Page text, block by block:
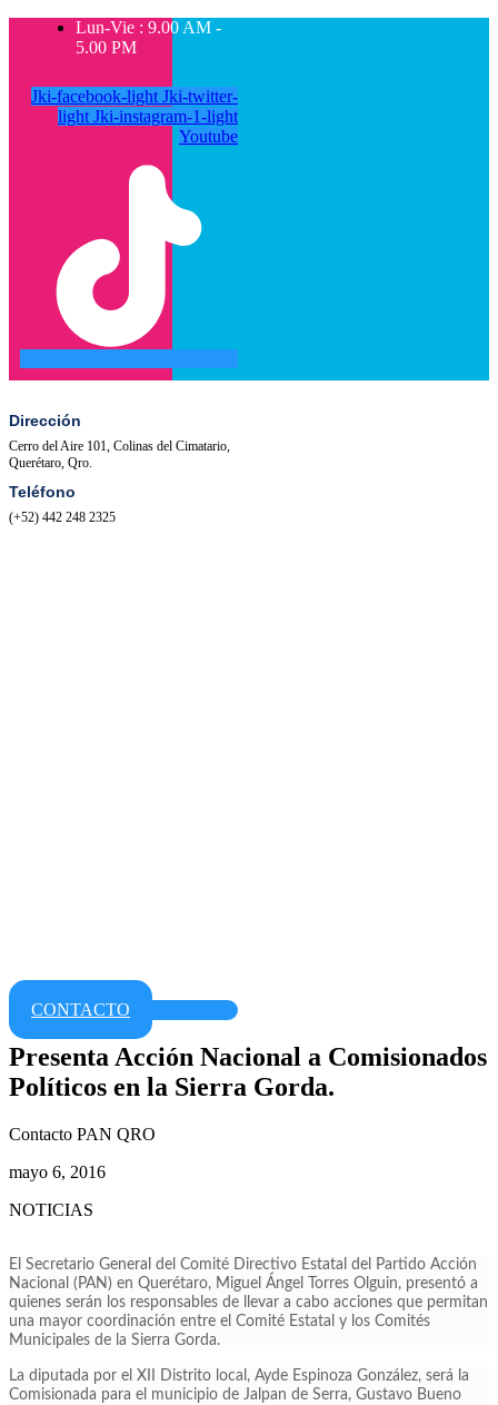
Lun-Vie : 9.00 AM -
5.00 PM
Jki-facebook-light Jki-twitter-
light Jki-instagram-1-light
Youtube
Dirección
Cerro del Aire 101, Colinas del Cimatario,
Querétaro, Qro.
Teléfono
(+52) 442 248 2325
CONTACTO
Presenta Acción Nacional a Comisionados
Políticos en la Sierra Gorda.
Contacto PAN QRO
mayo 6, 2016
NOTICIAS
El Secretario General del Comité Directivo Estatal del Partido Acción
Nacional (PAN) en Querétaro, Miguel Ángel Torres Olguin, presentó a
quienes serán los responsables de llevar a cabo acciones que permitan
una mayor coordinación entre el Comité Estatal y los Comités
Municipales de la Sierra Gorda.
La diputada por el XII Distrito local, Ayde Espinoza González, será la
Comisionada para el municipio de Jalpan de Serra, Gustavo Bueno